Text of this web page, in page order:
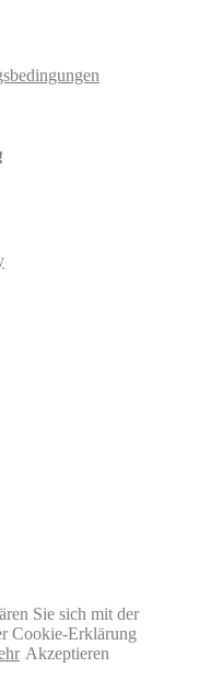
Sie sich mit der
Cookie-Erklärung
Akzeptieren